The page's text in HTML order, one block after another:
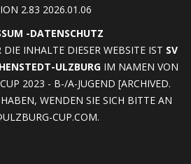
2.83 2026.01.06
-DATENSCHUTZ
INHALTE DIESER WEBSITE IST SV
ULZBURGIM NAMEN VON
2023 - B-/A-JUGEND [ARCHIVED.
WENDEN SIE SICH BITTE AN
CUP.COM.